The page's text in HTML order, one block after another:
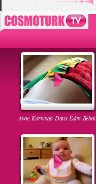
Anne Karnında Dans Eden Bebek